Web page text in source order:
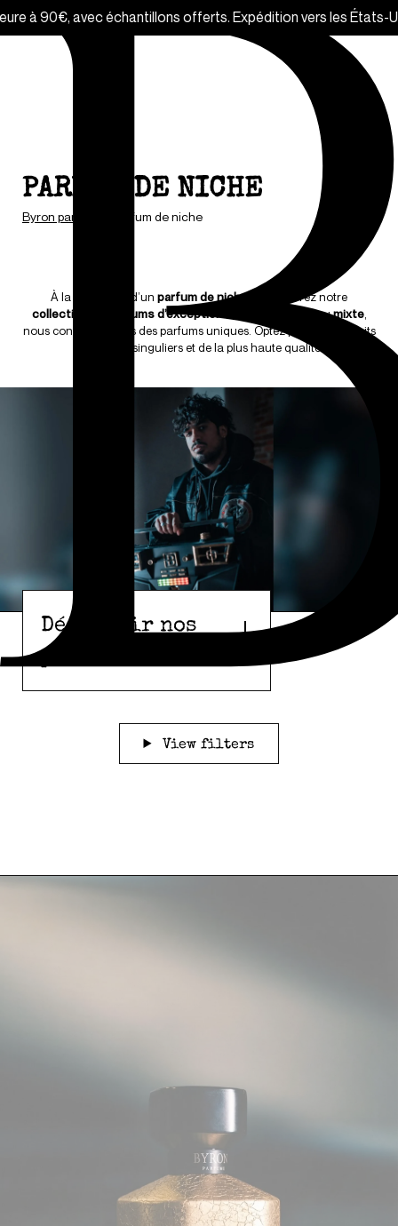
Expédition vers les États-Unis temporairement
PARFUM DE NICHE
Byron parfums Parfum de niche
À la recherche d’un parfum de niche ? Découvrez notre
collection de parfums d’exception
hommeoumixte,
nous confectionnons des parfums uniques. Optez pour des extraits
de parfum singuliers et de la plus haute qualité.
Découvrir nos
parfums
View filters